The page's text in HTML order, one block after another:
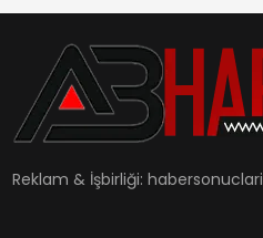
Reklam & İşbirliği: